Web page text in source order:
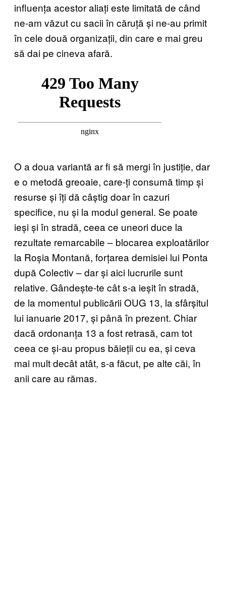
influența acestor aliați este limitată de când
ne-am văzut cu sacii în căruță și ne-au primit
în cele două organizații, din care e mai greu
să dai pe cineva afară.
O a doua variantă ar fi să mergi în justiție, dar
e o metodă greoaie, care-ți consumă timp și
resurse și îți dă câștig doar în cazuri
specifice, nu și la modul general. Se poate
ieși și în stradă, ceea ce uneori duce la
rezultate remarcabile – blocarea exploatărilor
la Roșia Montană, forțarea demisiei lui Ponta
după Colectiv – dar și aici lucrurile sunt
relative. Gândește-te cât s-a ieșit în stradă,
de la momentul publicării OUG 13, la sfârșitul
lui ianuarie 2017, și până în prezent. Chiar
dacă ordonanța 13 a fost retrasă, cam tot
ceea ce și-au propus băieții cu ea, și ceva
mai mult decât atât, s-a făcut, pe alte căi, în
anii care au rămas.